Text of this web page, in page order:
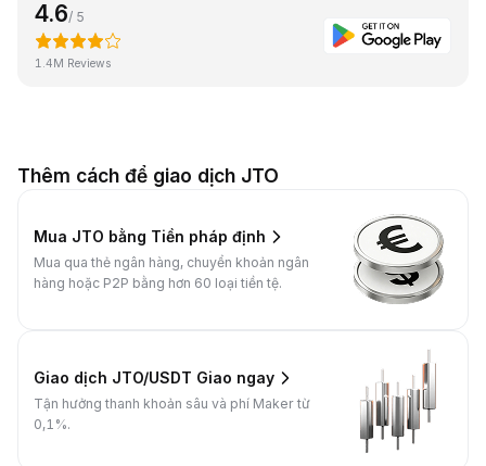
4.6/ 5
1.4M Reviews
Thêm cách để giao dịch JTO
Mua JTO bằng Tiền pháp định
Mua qua thẻ ngân hàng, chuyển khoản ngân
hàng hoặc P2P bằng hơn 60 loại tiền tệ.
Giao dịch JTO/USDT Giao ngay
Tận hưởng thanh khoản sâu và phí Maker từ
0,1%.